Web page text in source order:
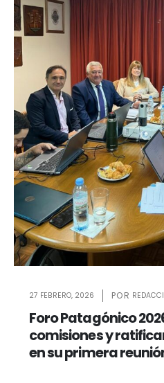
27 FEBRERO, 2026
Foro Patagónico
comisiones y
en su primera